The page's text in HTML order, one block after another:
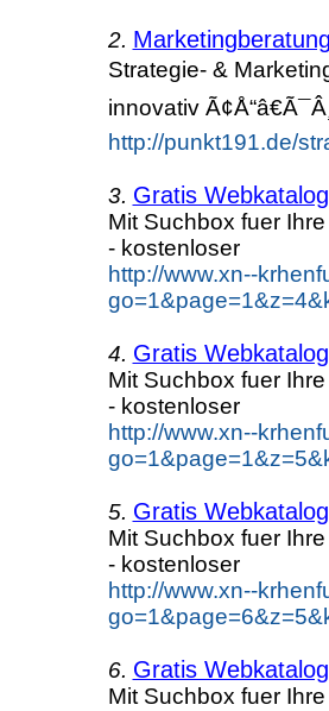
2.
Strategie- &
innovativ
http://punkt191.de/
3. Gratis
Mit Suchbox fuer
- kostenloser
http://www.xn--
4. Gratis
Mit Suchbox fuer
- kostenloser
http://www.xn--
5. Gratis
Mit Suchbox fuer
- kostenloser
http://www.xn--
6. Gratis
Mit Suchbox fuer